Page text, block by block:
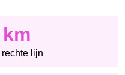
km
lijn